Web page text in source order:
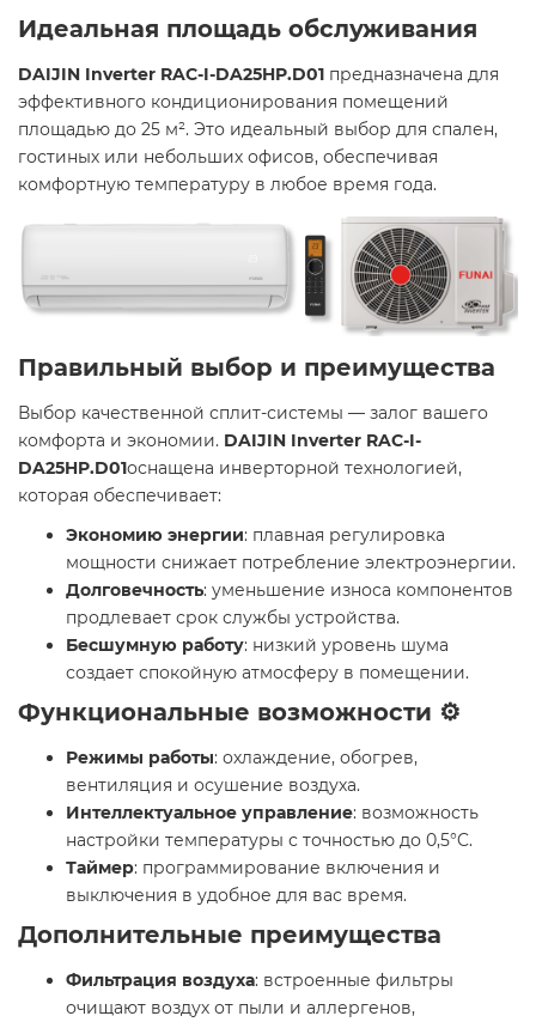
Идеальная площадь обслуживания
DAIJIN Inverter RAC-I-DA25HP.D01 предназначена для
эффективного кондиционирования помещений
площадью до 25 м². Это идеальный выбор для спален,
гостиных или небольших офисов, обеспечивая
комфортную температуру в любое время года.
Правильный выбор и преимущества
Выбор качественной сплит-системы — залог вашего
комфорта и экономии. DAIJIN Inverter RAC-I-
DA25HP.D01оснащена инверторной технологией,
которая обеспечивает:
Экономию энергии: плавная регулировка
мощности снижает потребление электроэнергии.
Долговечность: уменьшение износа компонентов
продлевает срок службы устройства.
Бесшумную работу: низкий уровень шума
создает спокойную атмосферу в помещении.
Функциональные возможности ⚙️
Режимы работы: охлаждение, обогрев,
вентиляция и осушение воздуха.
Интеллектуальное управление: возможность
настройки температуры с точностью до 0,5°C.
Таймер: программирование включения и
выключения в удобное для вас время.
Дополнительные преимущества
Фильтрация воздуха: встроенные фильтры
очищают воздух от пыли и аллергенов,